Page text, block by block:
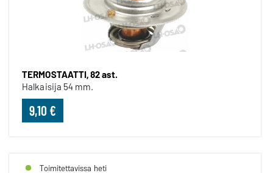
TERMOSTAATTI, 82 ast.
Halkaisija 54 mm.
9,10 €
Toimitettavissa heti